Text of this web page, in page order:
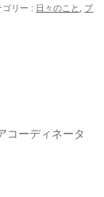
ゴリー : 日々のこと
ブ
コーディネータ